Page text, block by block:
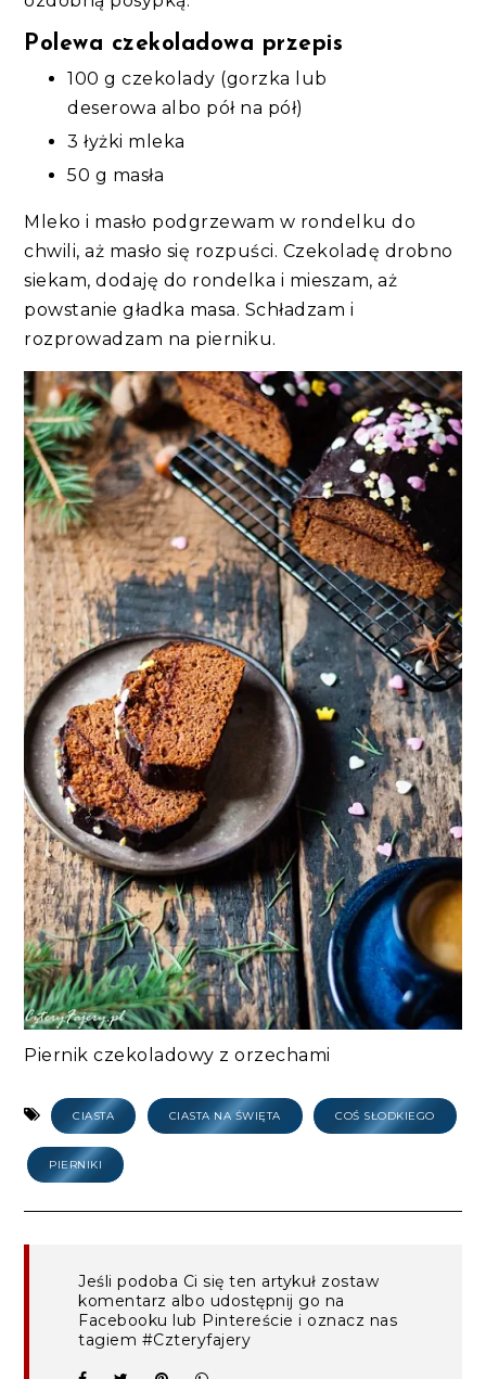
Polewa czekoladowa przepis
100 g czekolady (gorzka lub
deserowa albo pół na pół)
3 łyżki mleka
50 g masła
Mleko i masło podgrzewam w rondelku do
chwili, aż masło się rozpuści. Czekoladę drobno
siekam, dodaję do rondelka i mieszam, aż
powstanie gładka masa. Schładzam i
rozprowadzam na pierniku.
Piernik czekoladowy z orzechami
CIASTA CIASTA NA ŚWIĘTA COŚ SŁODKIEGO
PIERNIKI
Jeśli podoba Ci się ten artykuł zostaw
komentarz albo udostępnij go na
Facebooku lub Pintereście i oznacz nas
tagiem #Czteryfajery